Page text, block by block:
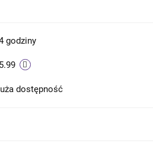
godziny
dostępność